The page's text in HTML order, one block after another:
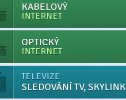
KABELOVÝ
INTERNET
OPTICKÝ
INTERNET
TELEVIZE
SLEDOVÁNÍ TV, SKYLINK